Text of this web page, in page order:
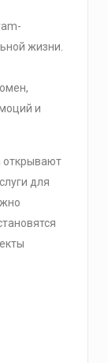
жизни.
и
открывают
для